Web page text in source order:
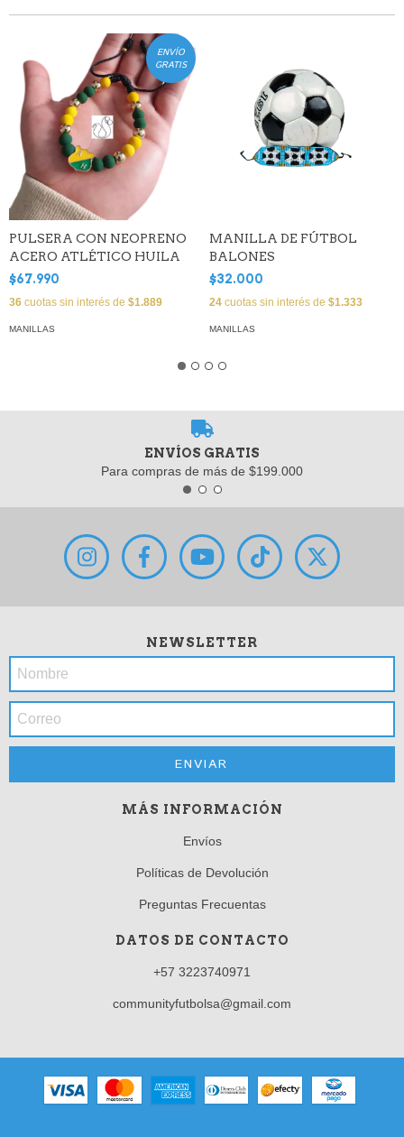
ENVÍO
GRATIS
PULSERA CON NEOPRENO
ACERO ATLÉTICO HUILA
$67.990
36 cuotas sin interés de $1.889
MANILLAS
MANILLA DE FÚTBOL
BALONES
$32.000
24cuotas sin interés de $1.333
MANILLAS
ENVÍOS GRATIS
Para compras de más de $199.000
NEWSLETTER
MÁS INFORMACIÓN
Envíos
Políticas de Devolución
Preguntas Frecuentas
DATOS DE CONTACTO
+57 3223740971
communityfutbolsa@gmail.com